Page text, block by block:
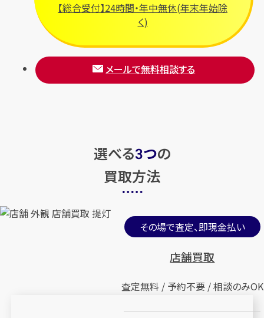
【総合受付】24時間・年中無休(年末年始除
く)
メールで無料相談する
選べる3つの
買取方法
その場で査定、即現金払い
店舗買取
査定無料 / 予約不要 / 相談のみOK